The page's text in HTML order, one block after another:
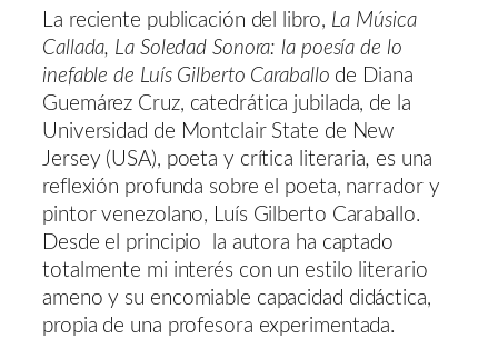
La reciente publicación del libro, La Música
Callada, La Soledad Sonora: la poesía de lo
inefable de Luís Gilberto Caraballo de Diana
Guemárez Cruz, catedrática jubilada, de la
Universidad de Montclair State de New
Jersey (USA), poeta y crítica literaria, es una
reflexión profunda sobre el poeta, narrador y
pintor venezolano, Luís Gilberto Caraballo.
Desde el principio la autora ha captado
totalmente mi interés con un estilo literario
ameno y su encomiable capacidad didáctica,
propia de una profesora experimentada.